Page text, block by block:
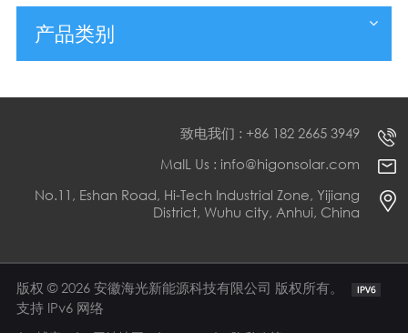
产品类别
致电我们 : +86 182 2665 3949
MaIL Us : info@higonsolar.com
No.11, Eshan Road, Hi-Tech Industrial Zone, Yijiang
District, Wuhu city, Anhui, China
版权 © 2026 安徽海光新能源科技有限公司 版权所有。
支持 IPv6 网络